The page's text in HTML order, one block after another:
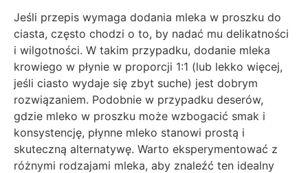
Jeśli przepis wymaga dodania mleka w proszku do
ciasta, często chodzi o to, by nadać mu delikatności
i wilgotności. W takim przypadku, dodanie mleka
krowiego w płynie w proporcji 1:1 (lub lekko więcej,
jeśli ciasto wydaje się zbyt suche) jest dobrym
rozwiązaniem. Podobnie w przypadku deserów,
gdzie mleko w proszku może wzbogacić smak i
konsystencję, płynne mleko stanowi prostą i
skuteczną alternatywę. Warto eksperymentować z
różnymi rodzajami mleka, aby znaleźć ten idealny